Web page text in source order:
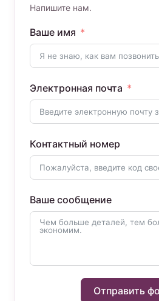
Напишите нам.
Ваше имя
Электронная почта
Контактный номер
Ваше сообщение
Отправить